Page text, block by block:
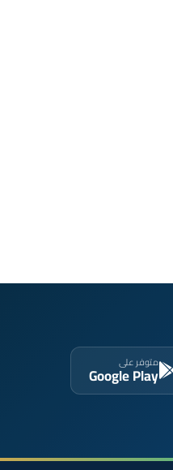
متوفر على
Google Play